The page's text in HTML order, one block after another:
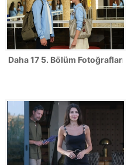
Daha 17 5. Bölüm Fotoğrafları